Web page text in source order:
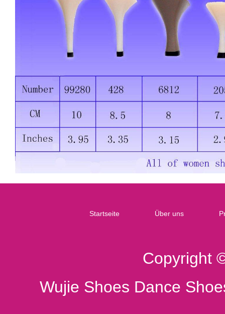
Startseite Über uns
Copyright
Wujie Shoes Dance